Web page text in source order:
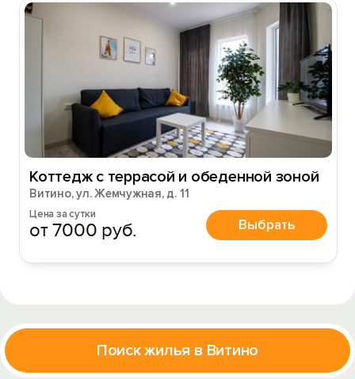
Коттедж с террасой и обеденной зоной
Витино, ул. Жемчужная, д. 11
Цена за сутки
от 7000 руб. Выбрать
Поиск жилья в Витино